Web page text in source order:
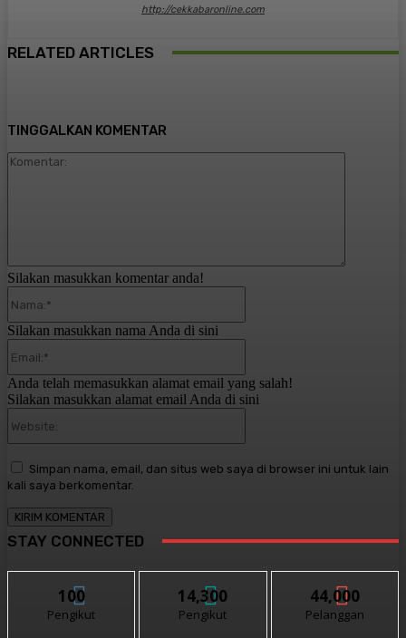
http://cekkabaronline.com
RELATED ARTICLES
TINGGALKAN KOMENTAR
Silakan masukkan komentar anda!
Silakan masukkan nama Anda di sini
Anda telah memasukkan alamat email yang salah!
Silakan masukkan alamat email Anda di sini
Simpan nama, email, dan situs web saya di browser ini untuk lain
kali saya berkomentar.
STAY CONNECTED
100
Pengikut
14,300
Pengikut
44,000
Pelanggan